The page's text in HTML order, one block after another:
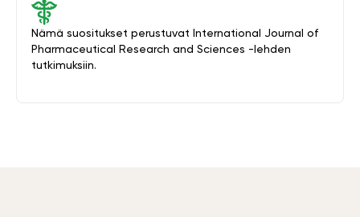
Nämä suositukset perustuvat International Journal of
Pharmaceutical Research and Sciences -lehden
tutkimuksiin.